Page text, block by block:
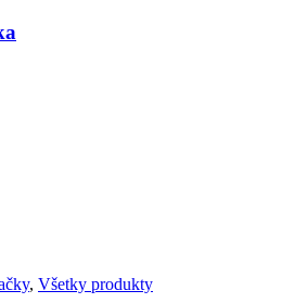
, Všetky produkty